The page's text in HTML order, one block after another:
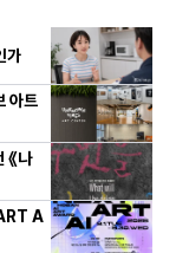
가
아트
나
A